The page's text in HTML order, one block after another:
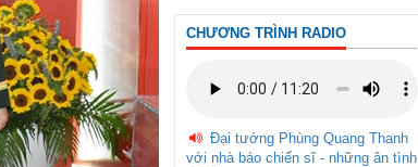
CHƯƠNG TRÌNH RADIO
Đại tướng Phùng Quang Thanh
với nhà báo chiến sĩ - những ân tình